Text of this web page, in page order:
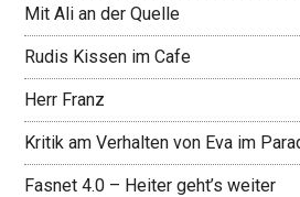
Mit Ali an der Quelle
Rudis Kissen im Cafe
Herr Franz
Kritik am Verhalten von Eva im
Fasnet 4.0 – Heiter geht’s weiter